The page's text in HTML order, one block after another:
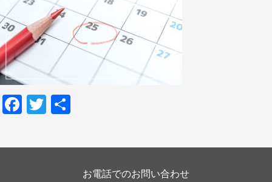
Facebook
Twitter
お電話でのお問い合わせ